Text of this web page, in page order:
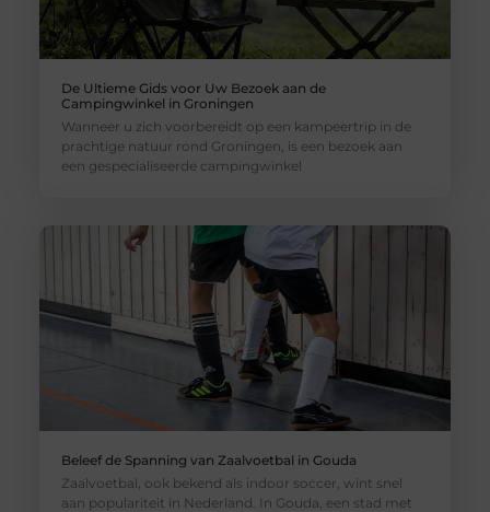
De Ultieme Gids voor Uw Bezoek aan de
Campingwinkel in Groningen
Wanneer u zich voorbereidt op een kampeertrip in de
prachtige natuur rond Groningen, is een bezoek aan
een gespecialiseerde campingwinkel
Beleef de Spanning van Zaalvoetbal in Gouda
Zaalvoetbal, ook bekend als indoor soccer, wint snel
aan populariteit in Nederland. In Gouda, een stad met